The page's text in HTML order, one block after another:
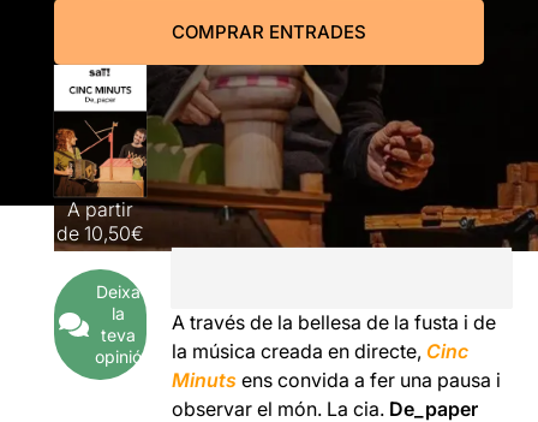
COMPRAR ENTRADES
A partir
de 10,50€
Deixa
la
teva
opinió
A través de la bellesa de la fusta i de
la música creada en directe, Cinc
Minuts ens convida a fer una pausa i
observar el món. La cia. De_paper